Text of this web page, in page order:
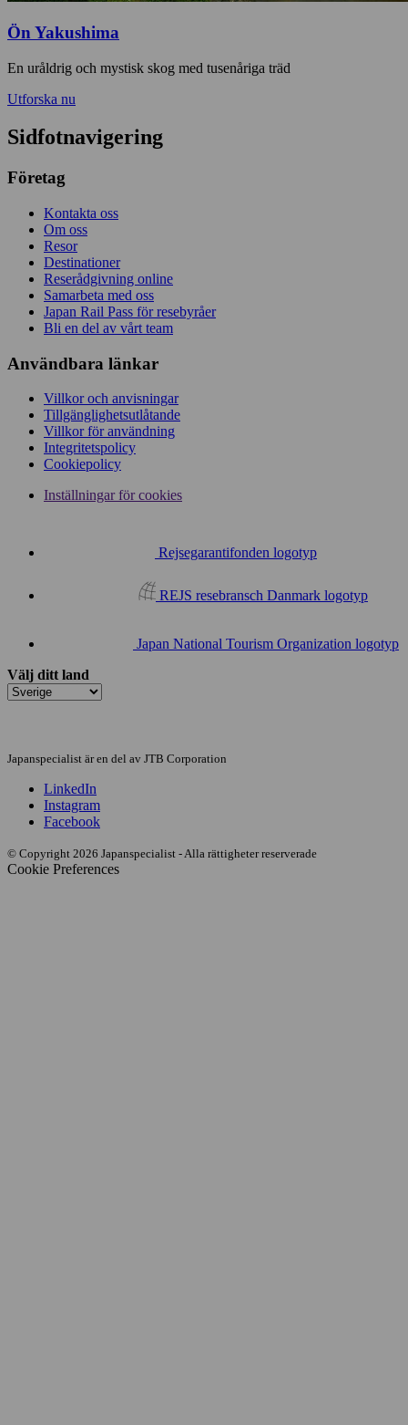
Ön Yakushima
En uråldrig och mystisk skog med tusenåriga träd
Utforska nu
Sidfotnavigering
Företag
Kontakta oss
Om oss
Resor
Destinationer
Reserådgivning online
Samarbeta med oss
Japan Rail Pass för resebyråer
Bli en del av vårt team
Användbara länkar
Villkor och anvisningar
Tillgänglighetsutlåtande
Villkor för användning
Integritetspolicy
Cookiepolicy
Inställningar för cookies
Rejsegarantifonden logotyp
REJS resebransch Danmark logotyp
Japan National Tourism Organization logotyp
Välj ditt land
Japanspecialist är en del av JTB Corporation
LinkedIn
Instagram
Facebook
© Copyright 2026 Japanspecialist - Alla rättigheter reserverade
Cookie Preferences